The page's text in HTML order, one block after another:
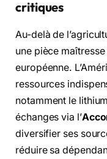
critiques
Au-delà de
une pièce
européenne.
ressources
notamment le
échanges via l’
diversifier ses
réduire sa